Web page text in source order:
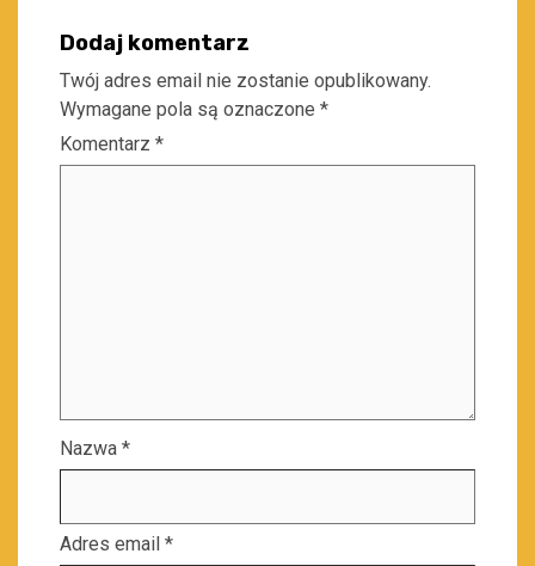
Dodaj komentarz
Twój adres email nie zostanie opublikowany.
Wymagane pola są oznaczone *
Komentarz *
Nazwa *
Adres email *